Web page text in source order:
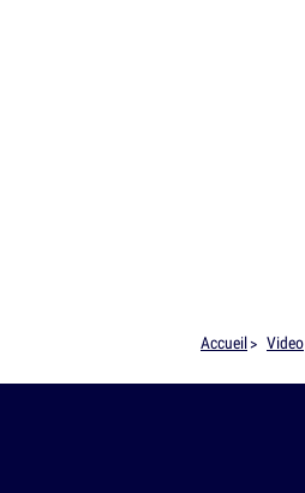
Accueil Video